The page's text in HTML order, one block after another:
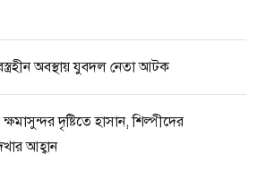
অবস্থায় যুবদল নেতা আটক
দৃষ্টিতে হাসান, শিল্পীদের
আহ্বান